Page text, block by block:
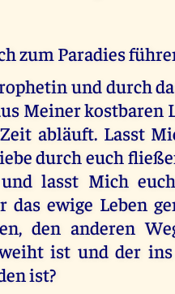
zum Paradies
und durch
Meiner kostbaren
abläuft. Lasst
durch euch
lasst Mich
das ewige Leben
den anderen
ist und der
ist?